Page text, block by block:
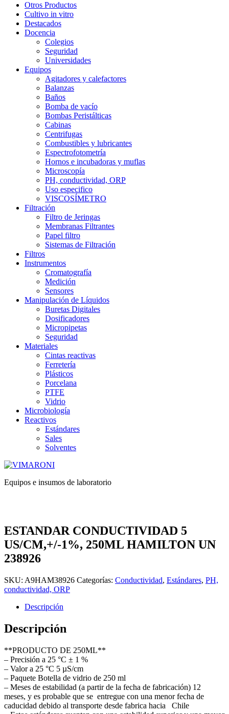
Otros Productos
Cultivo in vitro
Destacados
Docencia
Colegios
Seguridad
Universidades
Equipos
Agitadores y calefactores
Balanzas
Baños
Bomba de vacío
Bombas Peristálticas
Cabinas
Centrifugas
Combustibles y lubricantes
Espectrofotometría
Hornos e incubadoras y muflas
Microscopía
PH, conductividad, ORP
Uso especifico
VISCOSÍMETRO
Filtración
Filtro de Jeringas
Membranas Filtrantes
Papel filtro
Sistemas de Filtración
Filtros
Instrumentos
Cromatografía
Medición
Sensores
Manipulación de Líquidos
Buretas Digitales
Dosificadores
Micropipetas
Seguridad
Materiales
Cintas reactivas
Ferretería
Plásticos
Porcelana
PTFE
Vidrio
Microbiología
Reactivos
Estándares
Sales
Solventes
Equipos e insumos de laboratorio
ESTANDAR CONDUCTIVIDAD 5
US/CM,+/-1%, 250ML HAMILTON UN
238926
SKU: A9HAM38926 Categorías: Conductividad, Estándares, PH,
conductividad, ORP
Descripción
Descripción
**PRODUCTO DE 250ML**
– Precisión a 25 °C ± 1 %
– Valor a 25 °C 5 µS/cm
– Paquete Botella de vidrio de 250 ml
– Meses de estabilidad (a partir de la fecha de fabricación) 12
meses, y es probable que se entregue con una menor fecha de
caducidad debido al transporte desde fabrica hacia Chile